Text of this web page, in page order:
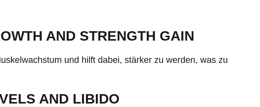
AND STRENGTH GAIN
und hilft dabei, stärker zu werden, was zu
AND LIBIDO